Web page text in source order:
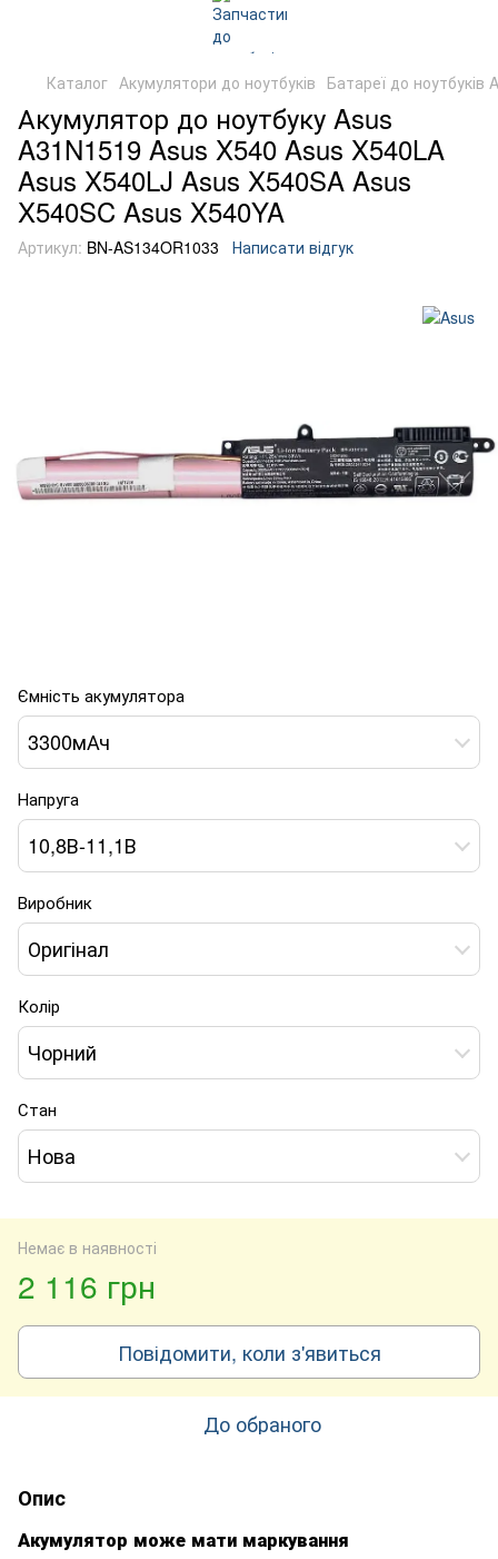
Каталог Акумулятори до ноутбуків Батареї до ноутбуків
Акумулятор до ноутбуку Asus
A31N1519 Asus X540 Asus X540LA
Asus X540LJ Asus X540SA Asus
X540SC Asus X540YA
Артикул: BN-AS134OR1033 Написати відгук
Ємність акумулятора
3300мАч
Напруга
10,8В-11,1В
Виробник
Оригінал
Колір
Чорний
Стан
Нова
Немає в наявності
2 116 грн
Повідомити, коли з'явиться
До обраного
Опис
Акумулятор може мати маркування